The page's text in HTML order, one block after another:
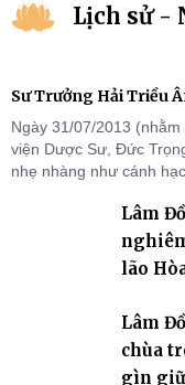
Lịch sử -
Sư Trưởng Hải Triều
Ngày 31/07/2013
viện Dược Sư, Đức
nhẹ nhàng như cánh
Lâm
lão
Lâm
chùa
gìn giữ